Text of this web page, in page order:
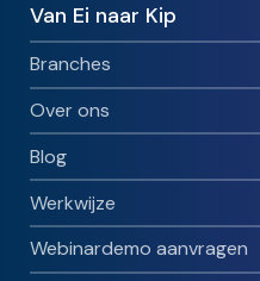
Van Ei naar Kip
Branches
Over ons
Blog
Werkwijze
Webinardemo aanvragen